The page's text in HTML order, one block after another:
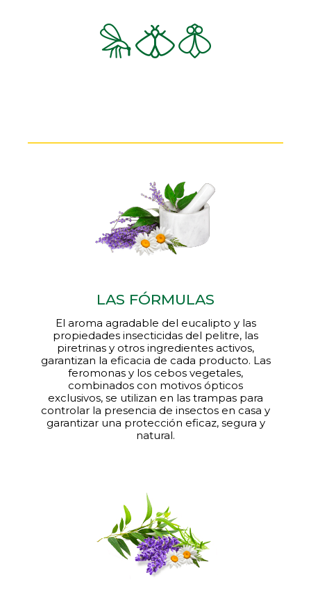
LAS FÓRMULAS
El aroma agradable del eucalipto y las
propiedades insecticidas del pelitre, las
piretrinas y otros ingredientes activos,
garantizan la eficacia de cada producto. Las
feromonas y los cebos vegetales,
combinados con motivos ópticos
exclusivos, se utilizan en las trampas para
controlar la presencia de insectos en casa y
garantizar una protección eficaz, segura y
natural.